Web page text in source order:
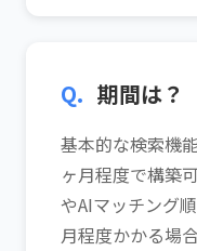
Q. 期間は？
基本的な検索機
ヶ月程度で構築
やAIマッチング
月程度かかる場